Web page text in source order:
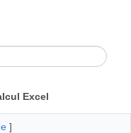
Excel
]